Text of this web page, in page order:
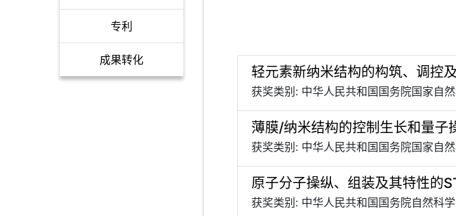
专利
成果转化
轻元素新纳米结构的构筑、调控
获奖类别: 中华人民共和国国务院国家自
薄膜/纳米结构的控制生长和量子
获奖类别: 中华人民共和国国务院国家自
原子分子操纵、组装及其特性的
获奖类别: 中华人民共和国国务院自然科